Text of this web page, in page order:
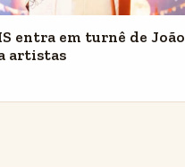
entra em turnê de João
artistas